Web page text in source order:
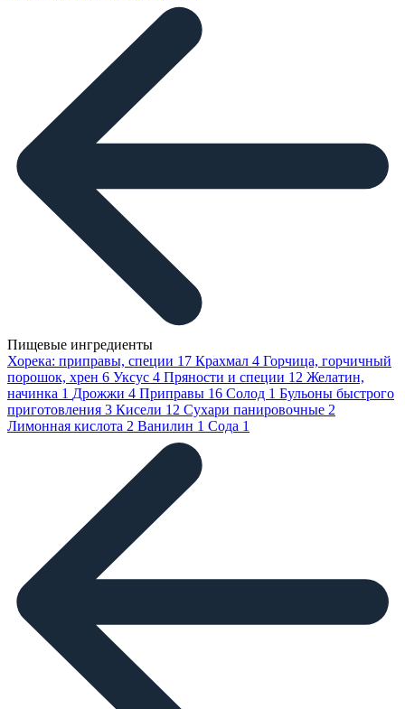
Пищевые ингредиенты
Хорека: приправы, специи 17 Крахмал 4 Горчица, горчичный
порошок, хрен 6 Уксус 4 Пряности и специи 12 Желатин,
начинка 1 Дрожжи 4 Приправы 16 Солод 1 Бульоны быстрого
приготовления 3 Кисели 12 Сухари панировочные 2
Лимонная кислота 2 Ванилин 1 Сода 1